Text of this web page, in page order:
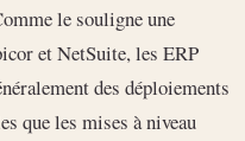
le souligne une
et NetSuite, les ERP
des déploiements
que les mises à niveau